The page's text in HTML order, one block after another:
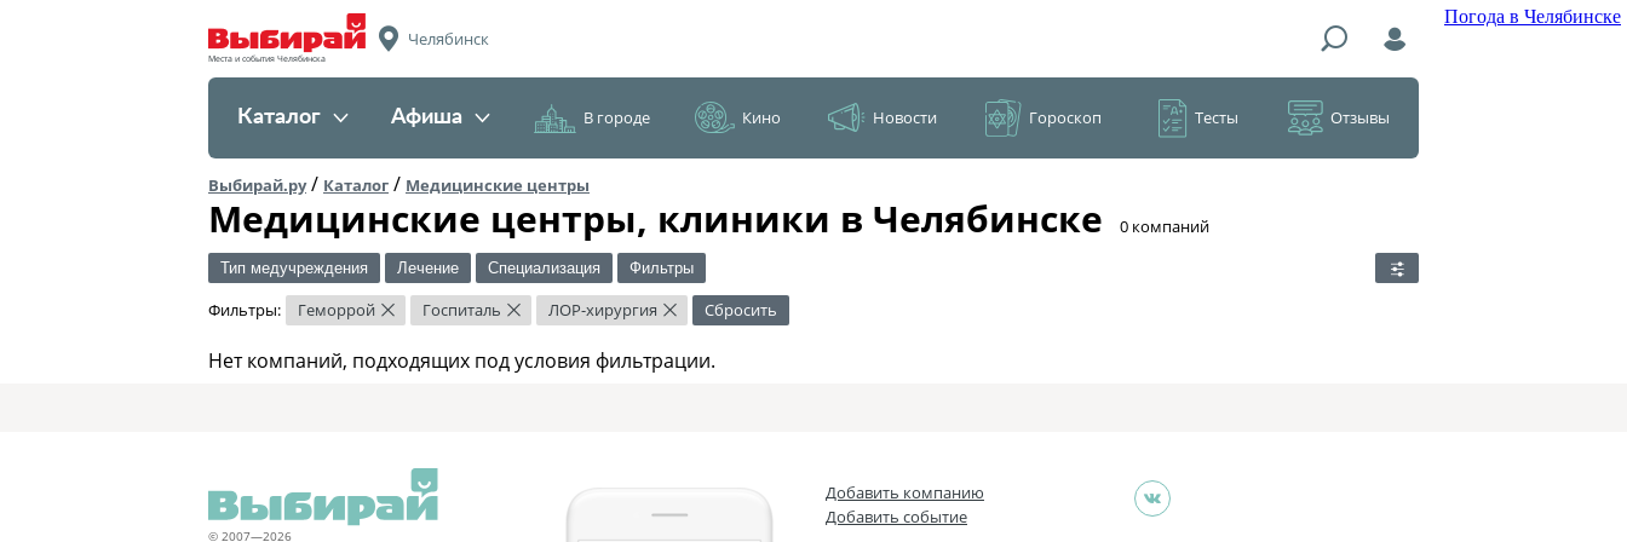
Погода в Челябинске
Места и события Челябинска
Челябинск
Каталог Афиша В городе Кино Новости Гороскоп Тесты Отзывы
Выбирай.ру/ Каталог / Медицинские центры
Медицинские центры, клиники в Челябинске ​0 компаний
Тип медучреждения Лечение Специализация Фильтры
Фильтры: Геморрой × Госпиталь × ЛОР-хирургия × Сбросить
Нет компаний, подходящих под условия фильтрации.
© 2007—2026
Добавить компанию
Добавить событие